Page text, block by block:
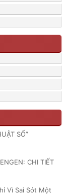
SỐ”
CHI TIẾT
Vì Sai Sót Một